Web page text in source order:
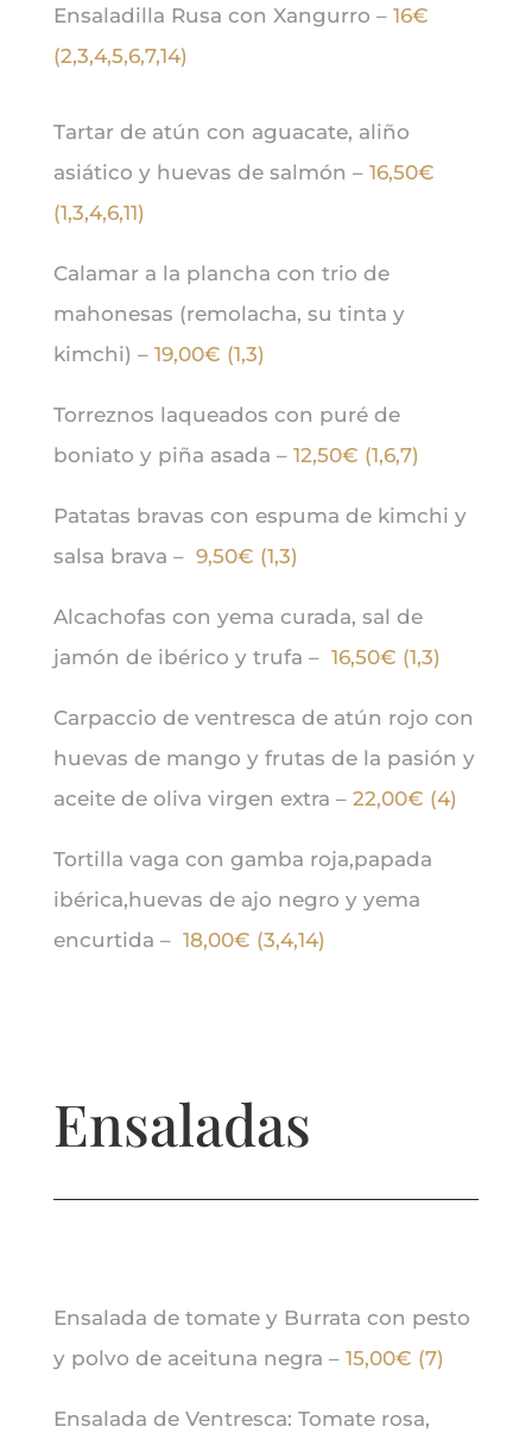
Ensaladilla Rusa con Xangurro –16€
(2,3,4,5,6,7,14)
Tartar de atún con aguacate, aliño
asiático y huevas de salmón –16,50€
(1,3,4,6,11)
Calamar a la plancha con trio de
mahonesas (remolacha, su tinta y
kimchi) –19,00€ (1,3)
Torreznos laqueados con puré de
boniato y piña asada –12,50€ (1,6,7)
Patatas bravas con espuma de kimchi y
salsa brava – 9,50€ (1,3)
Alcachofas con yema curada, sal de
jamón de ibérico y trufa – 16,50€ (1,3)
Carpaccio de ventresca de atún rojo con
huevas de mango y frutas de la pasión y
aceite de oliva virgen extra –22,00€ (4)
Tortilla vaga con gamba roja,papada
ibérica,huevas de ajo negro y yema
encurtida – 18,00€ (3,4,14)
Ensaladas
Ensalada de tomate y Burrata con pesto
y polvo de aceituna negra – 15,00€ (7)
Ensalada de Ventresca: Tomate rosa,